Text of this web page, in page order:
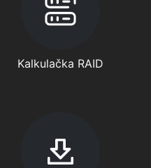
Kalkulačka RAID